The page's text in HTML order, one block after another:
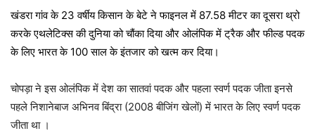
खंडरा गांव के 23 वर्षीय किसान के बेटे ने फाइनल में 87.58 मीटर का दूसरा थ्रो
करके एथलेटिक्स की दुनिया को चौंका दिया और ओलंपिक में ट्रैक और फील्ड पदक
के लिए भारत के 100 साल के इंतजार को खत्म कर दिया।
चोपड़ा ने इस ओलंपिक में देश का सातवां पदक और पहला स्वर्ण पदक जीता इनसे
पहले निशानेबाज अभिनव बिंद्रा (2008 बीजिंग खेलों) में भारत के लिए स्वर्ण पदक
जीता था ।